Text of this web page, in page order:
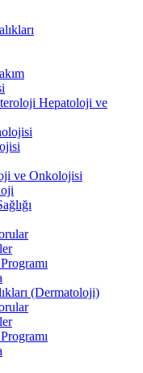
Hepatoloji ve
ve Onkolojisi
(Dermatoloji)